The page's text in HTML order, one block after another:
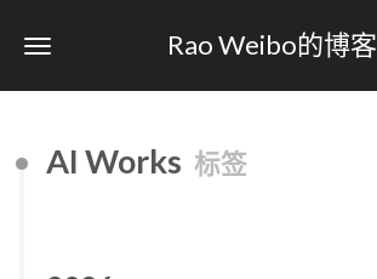
Rao Weibo的博客
AI Works 标签